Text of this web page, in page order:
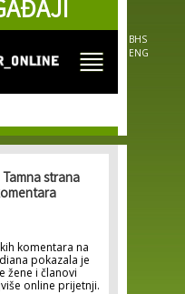
BHS
ENG
strana
komentara na
pokazala je
žene i članovi
online prijetnji.